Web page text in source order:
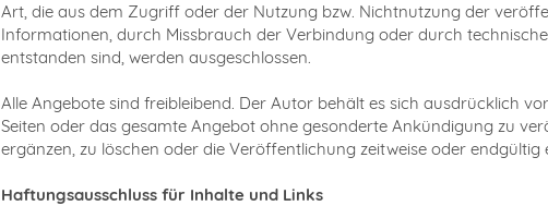
Art, die aus dem Zugriff oder der Nutzung bzw. Nichtnutzung der
Informationen, durch Missbrauch der Verbindung oder durch
entstanden sind, werden ausgeschlossen.
Alle Angebote sind freibleibend. Der Autor behält es sich ausdrücklich
Seiten oder das gesamte Angebot ohne gesonderte Ankündigung zu
ergänzen, zu löschen oder die Veröffentlichung zeitweise oder endgültig
Haftungsausschluss für Inhalte und Links